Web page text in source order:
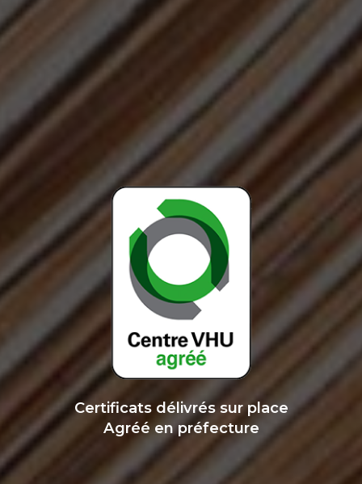
Certificats délivrés sur place
Agréé en préfecture